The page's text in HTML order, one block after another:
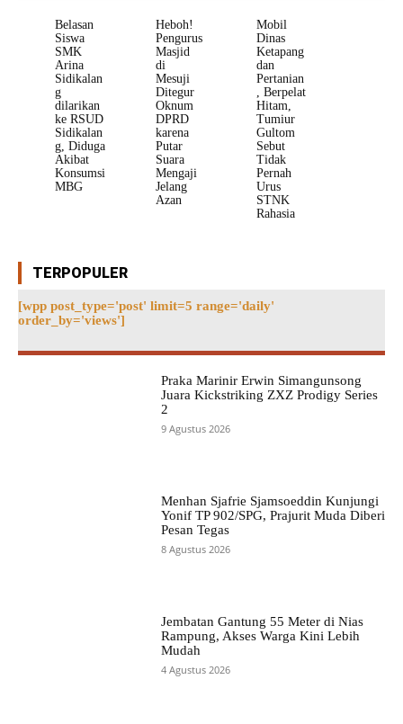
Belasan
Siswa
SMK
Arina
Sidikalan
g
dilarikan
ke RSUD
Sidikalan
g, Diduga
Akibat
Konsumsi
MBG
Heboh!
Pengurus
Masjid
di
Mesuji
Ditegur
Oknum
DPRD
karena
Putar
Suara
Mengaji
Jelang
Azan
Mobil
Dinas
Ketapang
dan
Pertanian
, Berpelat
Hitam,
Tumiur
Gultom
Sebut
Tidak
Pernah
Urus
STNK
Rahasia
TERPOPULER
[wpp post_type='post' limit=5 range='daily'
order_by='views']
Praka Marinir Erwin Simangunsong
Juara Kickstriking ZXZ Prodigy Series
2
9 Agustus 2026
Menhan Sjafrie Sjamsoeddin Kunjungi
Yonif TP 902/SPG, Prajurit Muda Diberi
Pesan Tegas
8 Agustus 2026
Jembatan Gantung 55 Meter di Nias
Rampung, Akses Warga Kini Lebih
Mudah
4 Agustus 2026